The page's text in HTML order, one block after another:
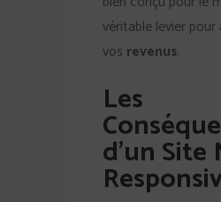
véritable levier
vos revenus.
Les
d’un Site